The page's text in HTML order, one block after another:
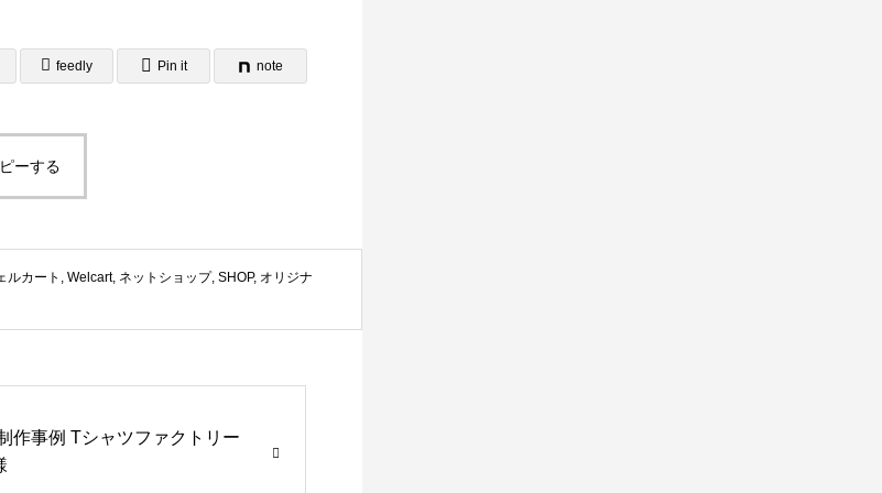
feedly Pin it note
ーする
ルカート , Welcart, ネットショップ, SHOP, オリジナ
作事例 Tシャツファクトリー